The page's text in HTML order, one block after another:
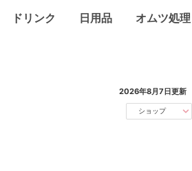
ドリンク 日用品 オムツ処理
2026年8月7日更新
ショップ